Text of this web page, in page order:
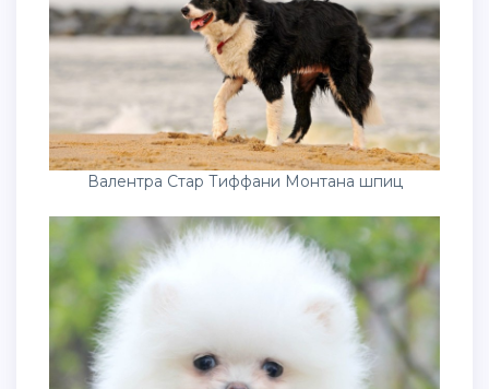
Валентра Стар Тиффани Монтана шпиц